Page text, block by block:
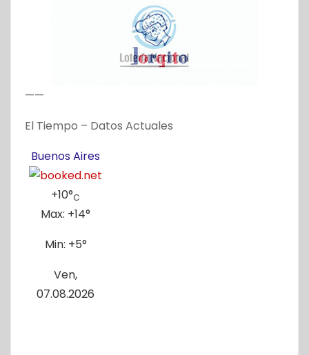
——
El Tiempo – Datos Actuales
Buenos Aires
+10°C
Max: +14°
Min: +5°
Ven,
07.08.2026